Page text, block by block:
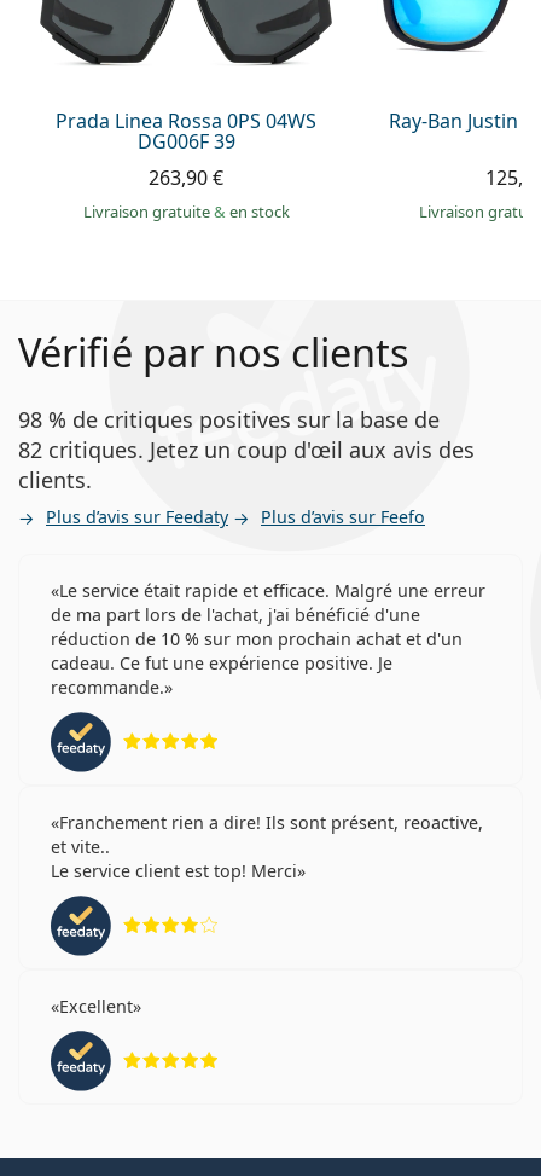
Prada Linea Rossa 0PS 04WS
DG006F 39
263,90 €
Livraison gratuite& en stock
Ray-Ban Justin
Livraison
Vérifié par nos clients
98 % de critiques positives sur la base de
82 critiques. Jetez un coup d'œil aux avis des
clients.
Plus d’avis sur Feedaty Plus d’avis sur Feefo
Le service était rapide et efficace. Malgré une erreur
de ma part lors de l'achat, j'ai bénéficié d'une
réduction de 10 % sur mon prochain achat et d'un
cadeau. Ce fut une expérience positive. Je
recommande.
Franchement rien a dire! Ils sont présent, reoactive,
et vite..
Le service client est top! Merci
Excellent